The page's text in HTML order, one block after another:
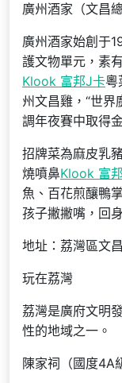
廣州酒家（文昌總
廣州酒家始創于
護文物單元，素
Klook 富邦J卡粵
州文昌雞，“世界
調年夜賽中取得
招牌菜為麻皮乳
燒噴鼻Klook 富
魚、百花煎釀鴨
孩子撇撇嘴，回
地址：荔灣區文
玩在荔灣
荔灣是廣府文明
性的地域之一。
陳家祠（國度4A